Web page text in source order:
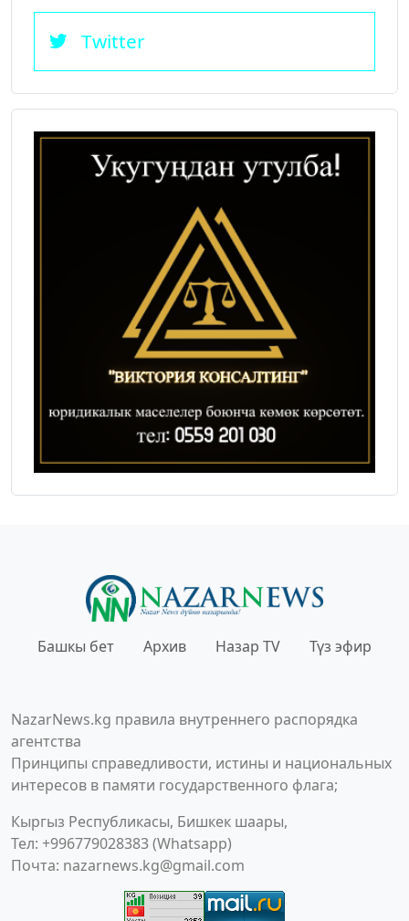
Twitter
Башкы бет Архив Назар TV Түз эфир
NazarNews.kg правила внутреннего распорядка
агентства
Принципы справедливости, истины и национальных
интересов в памяти государственного флага;
Кыргыз Республикасы, Бишкек шаары,
Тел: +996779028383 (Whatsapp)
Почта: nazarnews.kg@gmail.com